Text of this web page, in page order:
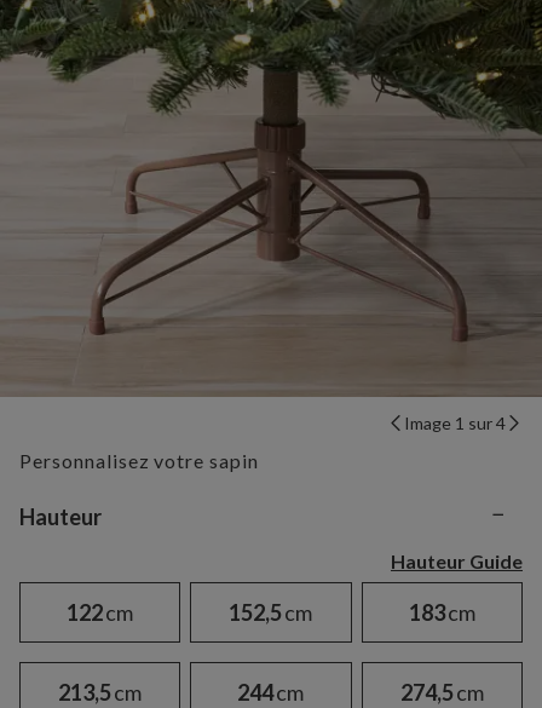
Image 1 sur 4
Personnalisez votre sapin
Variant selection
Hauteur −
Hauteur Guide
122cm 152,5cm 183cm
213,5cm 244cm 274,5cm